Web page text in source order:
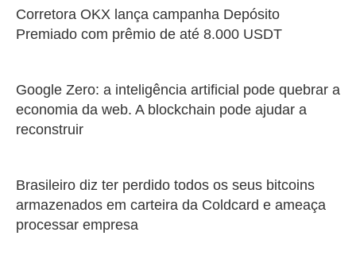
Corretora OKX lança campanha Depósito
Premiado com prêmio de até 8.000 USDT
Google Zero: a inteligência artificial pode quebrar a
economia da web. A blockchain pode ajudar a
reconstruir
Brasileiro diz ter perdido todos os seus bitcoins
armazenados em carteira da Coldcard e ameaça
processar empresa